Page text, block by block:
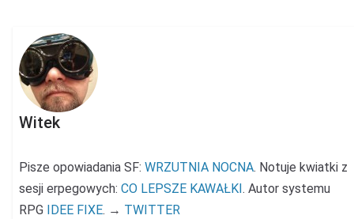
Witek
Pisze opowiadania SF:WRZUTNIA NOCNA. Notuje kwiatki z
sesji erpegowych:CO LEPSZE KAWAŁKI. Autor systemu
RPG
IDEE FIXE. → TWITTER